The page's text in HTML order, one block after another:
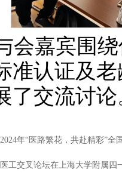
会嘉宾围
准认证及
了交流讨论
年“医路繁花，共赴精彩”全
工交叉论坛在上海大学附属四